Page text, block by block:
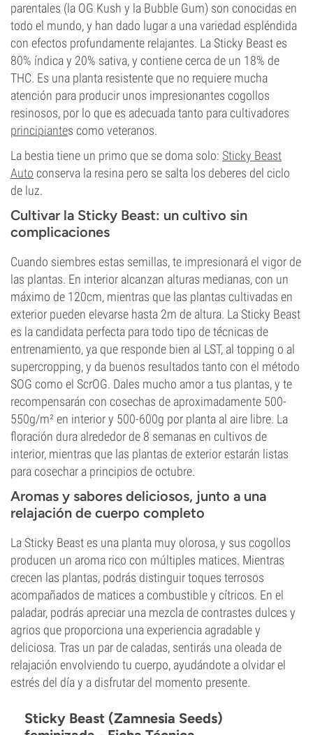
parentales (la OG Kush y la Bubble Gum) son conocidas en
todo el mundo, y han dado lugar a una variedad espléndida
con efectos profundamente relajantes. La Sticky Beast es
80% índica y 20% sativa, y contiene cerca de un 18% de
THC. Es una planta resistente que no requiere mucha
atención para producir unos impresionantes cogollos
resinosos, por lo que es adecuada tanto para cultivadores
principiantes como veteranos.
La bestia tiene un primo que se doma solo: Sticky Beast
Auto conserva la resina pero se salta los deberes del ciclo
de luz.
Cultivar la Sticky Beast: un cultivo sin
complicaciones
Cuando siembres estas semillas, te impresionará el vigor de
las plantas. En interior alcanzan alturas medianas, con un
máximo de 120cm, mientras que las plantas cultivadas en
exterior pueden elevarse hasta 2m de altura. La Sticky Beast
es la candidata perfecta para todo tipo de técnicas de
entrenamiento, ya que responde bien al LST, al topping o al
supercropping, y da buenos resultados tanto con el método
SOG como el ScrOG. Dales mucho amor a tus plantas, y te
recompensarán con cosechas de aproximadamente 500-
550g/m² en interior y 500-600g por planta al aire libre. La
floración dura alrededor de 8 semanas en cultivos de
interior, mientras que las plantas de exterior estarán listas
para cosechar a principios de octubre.
Aromas y sabores deliciosos, junto a una
relajación de cuerpo completo
La Sticky Beast es una planta muy olorosa, y sus cogollos
producen un aroma rico con múltiples matices. Mientras
crecen las plantas, podrás distinguir toques terrosos
acompañados de matices a combustible y cítricos. En el
paladar, podrás apreciar una mezcla de contrastes dulces y
agrios que proporciona una experiencia agradable y
deliciosa. Tras un par de caladas, sentirás una oleada de
relajación envolviendo tu cuerpo, ayudándote a olvidar el
estrés del día y a disfrutar del momento presente.
Sticky Beast (Zamnesia Seeds)